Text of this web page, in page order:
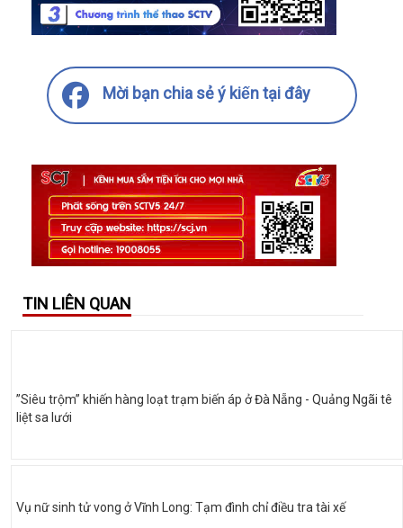
Mời bạn chia sẻ ý kiến tại đây
TIN LIÊN QUAN
”Siêu trộm” khiến hàng loạt trạm biến áp ở Đà Nẵng - Quảng Ngãi tê
liệt sa lưới
Vụ nữ sinh tử vong ở Vĩnh Long: Tạm đình chỉ điều tra tài xế